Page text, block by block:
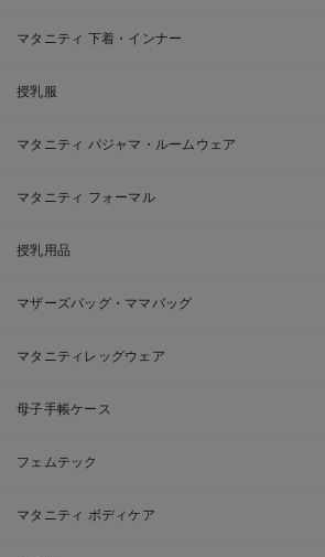
マタニティ 下着・インナー
授乳服
マタニティ パジャマ・ルームウェア
マタニティ フォーマル
授乳用品
マザーズバッグ・ママバッグ
マタニティレッグウェア
母子手帳ケース
フェムテック
マタニティ ボディケア